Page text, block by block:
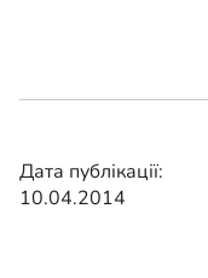
Дата публікації:
10.04.2014